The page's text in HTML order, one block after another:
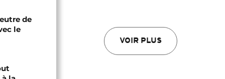
VOIR PLUS
de
le